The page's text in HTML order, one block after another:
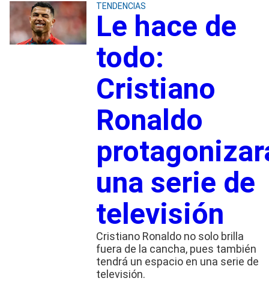
TENDENCIAS
Le hace de
todo:
Cristiano
Ronaldo
una serie de
televisión
Cristiano Ronaldo no solo brilla
fuera de la cancha, pues también
tendrá un espacio en una serie de
televisión.